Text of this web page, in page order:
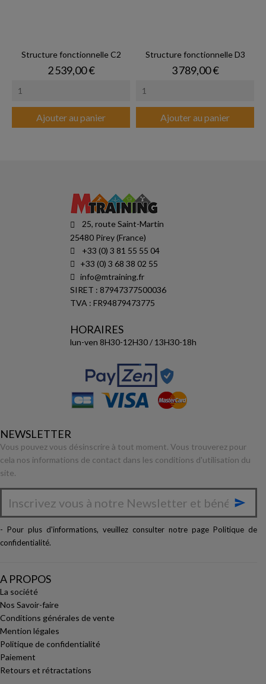
Structure fonctionnelle C2
Prix
2 539,00 €
Ajouter au panier
Structure fonctionnelle D3
Prix
3 789,00 €
Ajouter au panier
25, route Saint-Martin
25480 Pirey (France)
+33 (0) 3 81 55 55 04
+33 (0) 3 68 38 02 55
info@mtraining.fr
SIRET : 87947377500036
TVA : FR94879473775
HORAIRES
lun-ven 8H30-12H30 / 13H30-18h
NEWSLETTER
Vous pouvez vous désinscrire à tout moment. Vous trouverez pour
cela nos informations de contact dans les conditions d'utilisation du
site.

- Pour plus d'informations, veuillez consulter notre page Politique de
confidentialité.
A PROPOS
La société
Nos Savoir-faire
Conditions générales de vente
Mention légales
Politique de confidentialité
Paiement
Retours et rétractations